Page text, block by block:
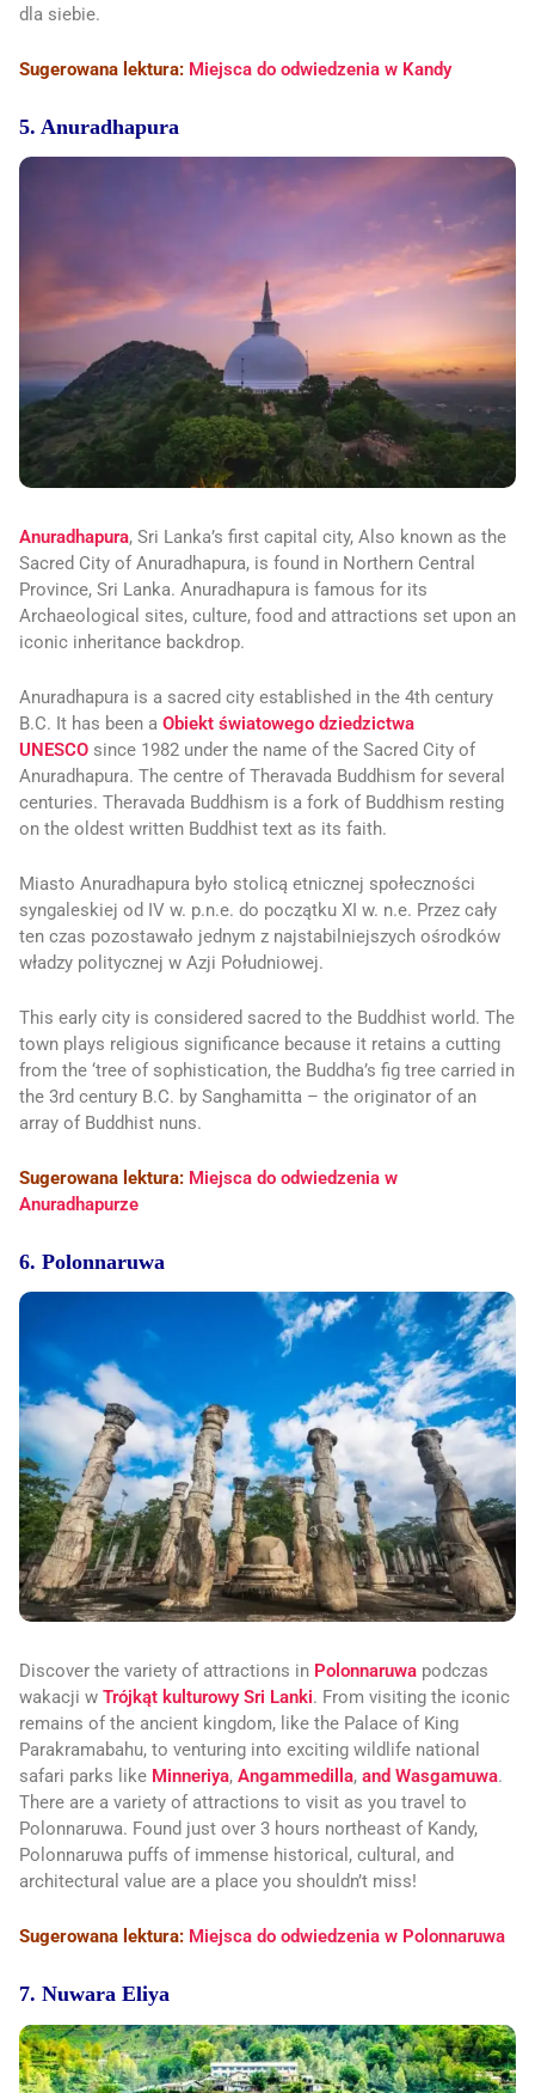
dla siebie.
Sugerowana lektura: Miejsca do odwiedzenia w Kandy
5. Anuradhapura
Anuradhapura, Sri Lanka’s first capital city, Also known as the
Sacred City of Anuradhapura, is found in Northern Central
Province, Sri Lanka. Anuradhapura is famous for its
Archaeological sites, culture, food and attractions set upon an
iconic inheritance backdrop.
Anuradhapura is a sacred city established in the 4th century
B.C. It has been a Obiekt światowego dziedzictwa
UNESCO since 1982 under the name of the Sacred City of
Anuradhapura. The centre of Theravada Buddhism for several
centuries. Theravada Buddhism is a fork of Buddhism resting
on the oldest written Buddhist text as its faith.
Miasto Anuradhapura było stolicą etnicznej społeczności
syngaleskiej od IV w. p.n.e. do początku XI w. n.e. Przez cały
ten czas pozostawało jednym z najstabilniejszych ośrodków
władzy politycznej w Azji Południowej.
This early city is considered sacred to the Buddhist world. The
town plays religious significance because it retains a cutting
from the ‘tree of sophistication, the Buddha’s fig tree carried in
the 3rd century B.C. by Sanghamitta – the originator of an
array of Buddhist nuns.
Sugerowana lektura: Miejsca do odwiedzenia w
Anuradhapurze
6. Polonnaruwa
Discover the variety of attractions in Polonnaruwa podczas
wakacji w Trójkąt kulturowy Sri Lanki. From visiting the iconic
remains of the ancient kingdom, like the Palace of King
Parakramabahu, to venturing into exciting wildlife national
safari parks like Minneriya, Angammedilla, and Wasgamuwa.
There are a variety of attractions to visit as you travel to
Polonnaruwa. Found just over 3 hours northeast of Kandy,
Polonnaruwa puffs of immense historical, cultural, and
architectural value are a place you shouldn’t miss!
Sugerowana lektura: Miejsca do odwiedzenia w Polonnaruwa
7. Nuwara Eliya